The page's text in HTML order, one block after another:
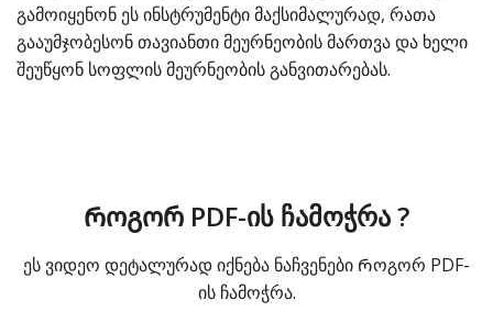
გამოიყენონ ეს ინსტრუმენტი მაქსიმალურად, რათა
გააუმჯობესონ თავიანთი მეურნეობის მართვა და ხელი
შეუწყონ სოფლის მეურნეობის განვითარებას.
Როგორ PDF-ის ჩამოჭრა ?
ეს ვიდეო დეტალურად იქნება ნაჩვენები Როგორ PDF-
ის ჩამოჭრა.